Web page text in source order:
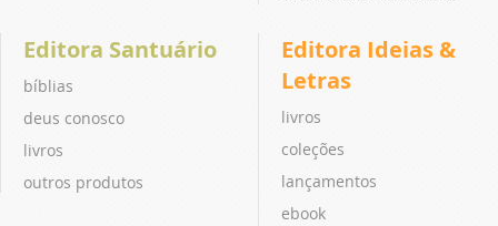
Editora Santuário
bíblias
deus conosco
livros
outros produtos
Editora Ideias &
Letras
livros
coleções
lançamentos
ebook